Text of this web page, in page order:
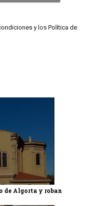
y los Política de
de Algorta y roban